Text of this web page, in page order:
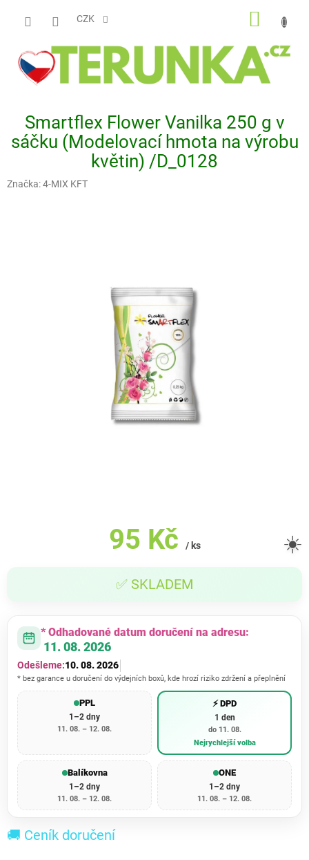
CZK
Smartflex Flower Vanilka 250 g v
sáčku (Modelovací hmota na výrobu
květin) /D_0128
Značka:4-MIX KFT
95 Kč / ks
cena:
✅ SKLADEM
☀️
* Odhadované datum doručení na adresu:
11. 08. 2026
Odešleme:10. 08. 2026
* bez garance u doručení do výdejních boxů, kde hrozí riziko zdržení a přeplnění
PPL
1–2 dny
11. 08. – 12. 08.
⚡ DPD
1 den
do 11. 08.
Nejrychlejší volba
Balíkovna
1–2 dny
11. 08. – 12. 08.
ONE
1–2 dny
11. 08. – 12. 08.
🚚 Ceník doručení